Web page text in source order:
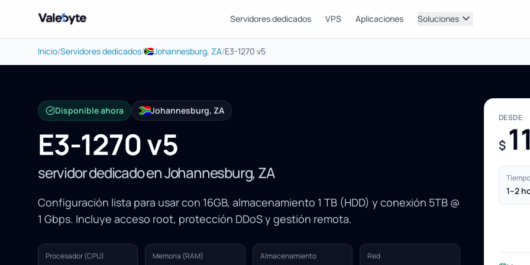
Valebyte Servidores dedicados VPS Aplicaciones Soluciones expand_more
Inicio/Servidores dedicados/ Johannesburg, ZA/E3-1270 v5
Disponible ahora Johannesburg, ZA
E3-1270 v5
servidor dedicado en Johannesburg, ZA
Configuración lista para usar con 16GB, almacenamiento 1 TB (HDD) y conexión 5TB @
1 Gbps. Incluye acceso root, protección DDoS y gestión remota.
Procesador (CPU) Memoria (RAM) Almacenamiento Red
DESDE
$
1–2